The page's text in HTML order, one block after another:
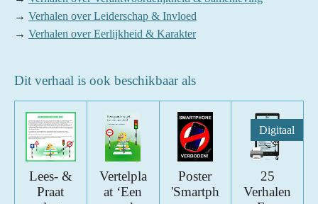
→ Verhalen over Leiderschap & Invloed
→ Verhalen over Eerlijkheid & Karakter
Dit verhaal is ook beschikbaar als
Lees- &
Praat
Vertelpla
at ‘Een
Poster
'Smartph
Digitaal
25
Verhalen